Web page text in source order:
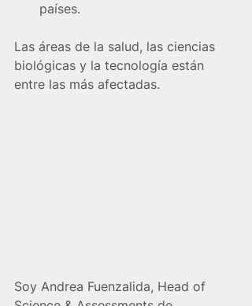
países.
Las áreas de la salud, las ciencias
biológicas y la tecnología están
entre las más afectadas.
Soy Andrea Fuenzalida, Head of